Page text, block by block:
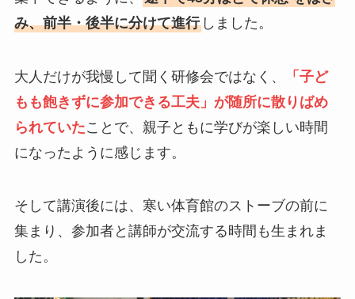
み、前半・後半に分けて進行しました。
大人だけが我慢して聞く研修会ではなく、
「子ど
もも飽きずに参加できる工夫」が随所に散りばめ
られていたことで、親子ともに学びが楽しい時間
になったように感じます。
そして講演後には、寒い体育館のストーブの前に
集まり、参加者と講師が交流する時間も生まれま
した。